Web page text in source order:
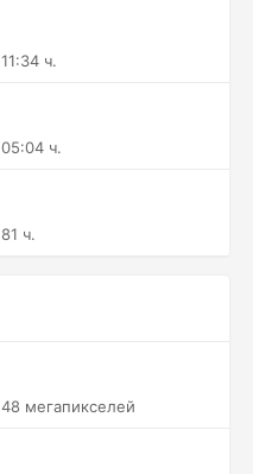
11:34 ч.
05:04 ч.
81 ч.
48 мегапикселей